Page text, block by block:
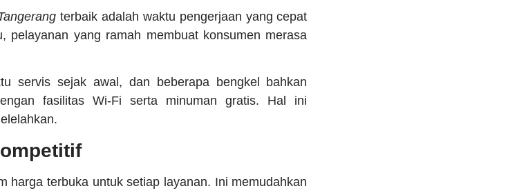
terbaik adalah waktu pengerjaan yang cepat
pelayanan yang ramah membuat konsumen merasa
servis sejak awal, dan beberapa bengkel bahkan
fasilitas Wi-Fi serta minuman gratis. Hal ini
harga terbuka untuk setiap layanan. Ini memudahkan